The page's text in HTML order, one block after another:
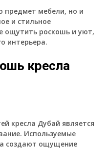
предмет мебели, но и
и стильное
ощутить роскошь и уют,
интерьера.
кресла
кресла Дубай является
Используемые
создают ощущение